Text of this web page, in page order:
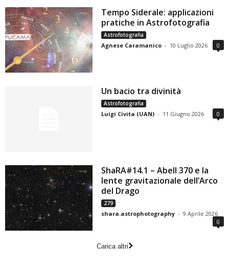
Tempo Siderale: applicazioni
pratiche in Astrofotografia
Astrofotografia
Agnese Caramanico - 10 Luglio 2026 0
Un bacio tra divinità
Astrofotografia
Luigi Civita (UAN) - 11 Giugno 2026 0
ShaRA#14.1 – Abell 370 e la
lente gravitazionale dell’Arco
del Drago
279
shara.astrophotography - 9 Aprile 2026
0
Carica altri